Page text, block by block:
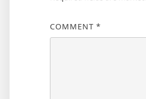
COMMENT *